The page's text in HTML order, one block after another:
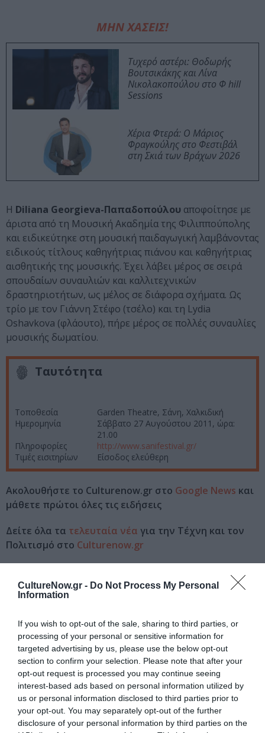
CultureNow.gr - Do Not Process My Personal
Information
If you wish to opt-out of the sale, sharing to third parties, or
processing of your personal or sensitive information for
targeted advertising by us, please use the below opt-out
section to confirm your selection. Please note that after your
opt-out request is processed you may continue seeing
interest-based ads based on personal information utilized by
us or personal information disclosed to third parties prior to
your opt-out. You may separately opt-out of the further
disclosure of your personal information by third parties on the
ΜΗΝ ΧΑΣΕΙΣ!
Τυχερό αστέρι: Θοδωρής
Βουτσικάκης και Λίνα
Νικολακοπούλου στο Φ hill
Sessions
Χέρια Φτερά: Ο Μάριος
Φραγκούλης στο Φεστιβάλ
στη Σκιά των Βράχων 2026
Η Diliana Georgieva-Παπαδοπούλου αποφοίτησε με
άριστα από τη Μουσική Ακαδημία της Φιλιππούπολης
και ειδικεύτηκε στη μουσική παιδαγωγική λαμβάνοντας
ειδικούς τίτλους καθηγήτριας πιάνου και καθηγήτριας
αισθητικής της μουσικής. Έχει λάβει μέρος σε σειρά
σπουδαίων συναυλιών και καλλιτεχνικών
δραστηριοτήτων, ως μέλος σε διάφορα σχήματα. Ως
τρίο με τον Γιάννη Στέφο (τσέλο) και τη Lydia
Oshavkova (φλάουτο), πήρε μέρος σε πολλές συναυλίες
μουσικής δωματίου.
Ταυτότητα
Τοποθεσία
Garden Theatre, Σάνη, Χαλκιδική
Ημερομηνία
Σάββατο 27 Αυγούστου 2011, ώρα:
21.00
Πληροφορίες
http://www.sanifestival.gr/
Τιμές εισιτηρίων
Είσοδος ελεύθερη
Ακολουθήστε το Culturenow.gr στο Google News και
μάθετε πρώτοι όλες τις ειδήσεις
Δείτε όλα τα τελευταία νέα για την Τέχνη και τον
Πολιτισμό στο Culturenow.gr
SANI FESTIVAL ΚΛΩΝΤ ΝΤΕΜΠΥΣΙ
Newsletter
Κάθε βδομάδα στο e-mail σας τα τελευταία νέα για
την Τέχνη και τον Πολιτισμό!